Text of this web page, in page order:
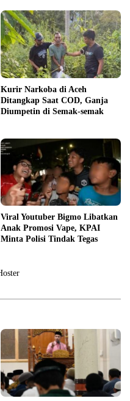
Kurir Narkoba di Aceh
Ditangkap Saat COD, Ganja
Diumpetin di Semak-semak
Viral Youtuber Bigmo Libatkan
Anak Promosi Vape, KPAI
Minta Polisi Tindak Tegas